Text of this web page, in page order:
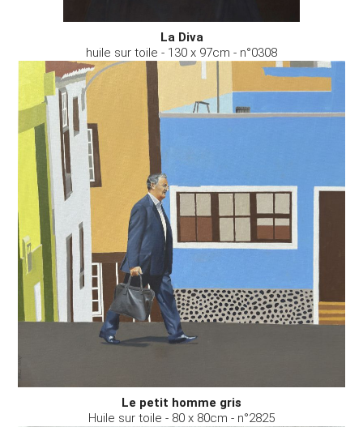
La Diva
huile sur toile - 130 x 97cm - n°0308
Le petit homme gris
Huile sur toile - 80 x 80cm - n°2825